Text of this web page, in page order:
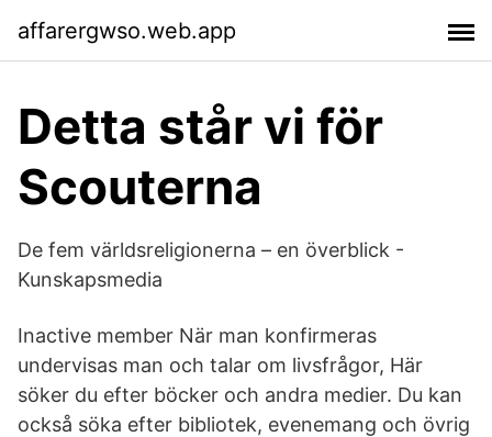
affarergwso.web.app
Detta står vi för
Scouterna
De fem världsreligionerna – en överblick -
Kunskapsmedia
Inactive member När man konfirmeras
undervisas man och talar om livsfrågor, Här
söker du efter böcker och andra medier. Du kan
också söka efter bibliotek, evenemang och övrig